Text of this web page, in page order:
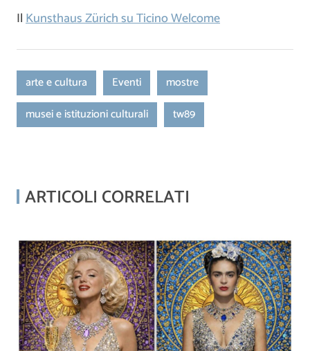
IlKunsthaus Zürich su Ticino Welcome
arte e cultura Eventi
mostre
musei e istituzioni culturali
tw89
ARTICOLI CORRELATI